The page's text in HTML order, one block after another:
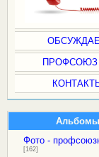
ПРОФСОЮЗ
Альбомы
Фото -
[162]